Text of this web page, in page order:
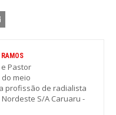
Pastor
meio
profissão de radialista
S/A Caruaru -